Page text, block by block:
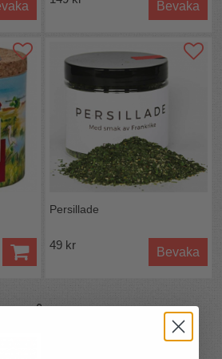
för att skydda vinägern mot
(SULFATER), mango, socker,
.
ml:
kJ Fett: 0,5g varav mättade: 0,2g
sockerarter: 38,7g Fiber: <0,5g
tillsatser eller konserveringsmedel
Bevaka
Persillade
49 kr
Bevaka